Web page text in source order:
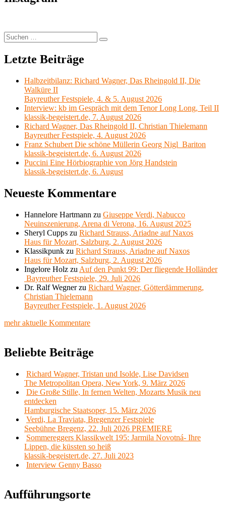
Suchen
nach:
Suchen
Letzte Beiträge
Halbzeitbilanz: Richard Wagner, Das Rheingold II, Die
Walküre II
Bayreuther Festspiele, 4. & 5. August 2026
Interview: kb im Gespräch mit dem Tenor Long Long, Teil II
klassik-begeistert.de, 7. August 2026
Richard Wagner, Das Rheingold II, Christian Thielemann
Bayreuther Festspiele, 4. August 2026
Franz Schubert Die schöne Müllerin Georg Nigl Bariton
klassik-begeistert.de, 6. August 2026
Puccini Eine Hörbiographie von Jörg Handstein
klassik-begeistert.de, 6. August
Neueste Kommentare
Hannelore Hartmann zu Giuseppe Verdi, Nabucco
Neuinszenierung, Arena di Verona, 16. August 2025
Sheryl Cupps zu Richard Strauss, Ariadne auf Naxos
Haus für Mozart, Salzburg, 2. August 2026
Klassikpunk zu Richard Strauss, Ariadne auf Naxos
Haus für Mozart, Salzburg, 2. August 2026
Ingelore Holz zu Auf den Punkt 99: Der fliegende Holländer
Bayreuther Festspiele, 29. Juli 2026
Dr. Ralf Wegnerzu Richard Wagner, Götterdämmerung,
Christian Thielemann
Bayreuther Festspiele, 1. August 2026
mehr aktuelle Kommentare
Beliebte Beiträge
Richard Wagner, Tristan und Isolde, Lise Davidsen
The Metropolitan Opera, New York, 9. März 2026
Die Große Stille, In fernen Welten, Mozarts Musik neu
entdecken
Hamburgische Staatsoper, 15. März 2026
Verdi, La Traviata, Bregenzer Festspiele
Seebühne Bregenz, 22. Juli 2026 PREMIERE
Sommereggers Klassikwelt 195: Jarmila Novotná- Ihre
Lippen, die küssten so heiß
klassik-begeistert.de, 27. Juli 2023
Interview Genny Basso
Aufführungsorte